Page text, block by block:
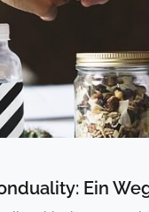
Ein